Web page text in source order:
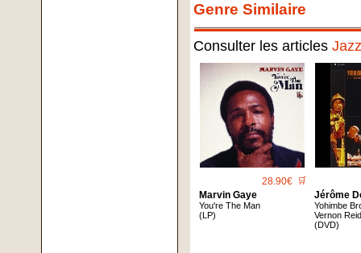
Genre Similaire
Consulter les articles
28.90€ 🛒
Marvin Gaye
You're The Man
(LP)
Jérôme
Yohimbe
Vernon
(DVD)